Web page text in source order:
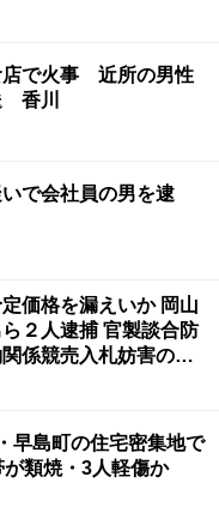
店で火事 近所の男性
香川
で会社員の男を逮
価格を漏えいか 岡山
２人逮捕 官製談合防
係競売入札妨害の疑
早島町の住宅密集地で
類焼・3人軽傷か